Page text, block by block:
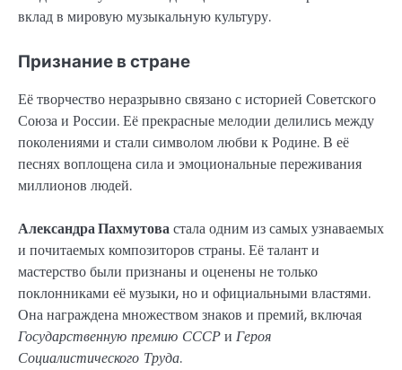
вклад в мировую музыкальную культуру.
Признание в стране
Её творчество неразрывно связано с историей Советского
Союза и России. Её прекрасные мелодии делились между
поколениями и стали символом любви к Родине. В её
песнях воплощена сила и эмоциональные переживания
миллионов людей.
Александра Пахмутовастала одним из самых узнаваемых
и почитаемых композиторов страны. Её талант и
мастерство были признаны и оценены не только
поклонниками её музыки, но и официальными властями.
Она награждена множеством знаков и премий, включая
Государственную премию СССРи Героя
Социалистического Труда.